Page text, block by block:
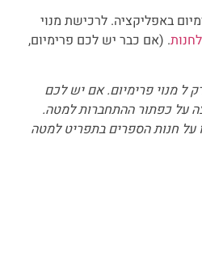
באפליקציה. לרכישת מנוי
. (אם כבר יש לכם פרימיום,
ל מנוי פרימיום. אם יש לכם
על כפתור ההתחברות למטה.
על חנות הספרים בתפריט למטה